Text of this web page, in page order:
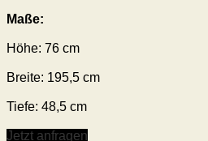
Maße:
Höhe: 76 cm
Breite: 195,5 cm
Tiefe: 48,5 cm
Jetzt anfragen